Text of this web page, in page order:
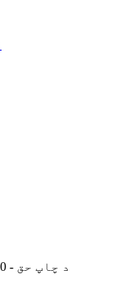
© د چاپ حق - 2010-2022: ټول حقونه خوندي دي.